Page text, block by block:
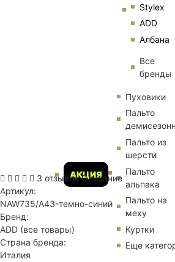
Stylex
ADD
Албана
Все
бренды
АКЦИЯ
Пуховики
Пальто
Пальто из
шерсти
Пальто
альпака
Пальто на
меху
Куртки
Еще
3 отзывов Описание
Артикул:
NAW735/A43-темно-синий
Бренд:
ADD (все товары)
Страна бренда:
Италия